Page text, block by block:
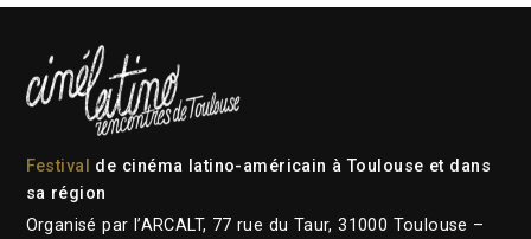
Festival
de cinéma latino-américain à Toulouse et dans
sa région
Organisé par l’ARCALT, 77 rue du Taur, 31000 Toulouse –